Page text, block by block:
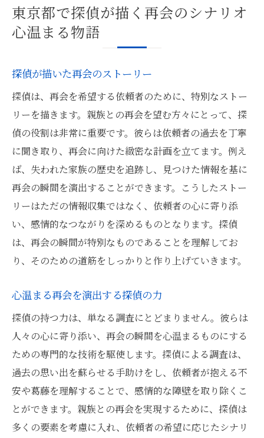
東京都で探偵が描く再会のシナリオ
心温まる物語
探偵が描いた再会のストーリー
探偵は、再会を希望する依頼者のために、特別なストー
リーを描きます。親族との再会を望む方々にとって、探
偵の役割は非常に重要です。彼らは依頼者の過去を丁寧
に聞き取り、再会に向けた緻密な計画を立てます。例え
ば、失われた家族の歴史を追跡し、見つけた情報を基に
再会の瞬間を演出することができます。こうしたストー
リーはただの情報収集ではなく、依頼者の心に寄り添
い、感情的なつながりを深めるものとなります。探偵
は、再会の瞬間が特別なものであることを理解してお
り、そのための道筋をしっかりと作り上げていきます。
心温まる再会を演出する探偵の力
探偵の持つ力は、単なる調査にとどまりません。彼らは
人々の心に寄り添い、再会の瞬間を心温まるものにする
ための専門的な技術を駆使します。探偵による調査は、
過去の思い出を蘇らせる手助けをし、依頼者が抱える不
安や葛藤を理解することで、感情的な障壁を取り除くこ
とができます。親族との再会を実現するために、探偵は
多くの要素を考慮に入れ、依頼者の希望に応じたシナリ